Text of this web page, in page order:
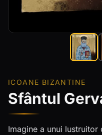
ICOANE BIZANTINE
Sfântul
Imagine a unui